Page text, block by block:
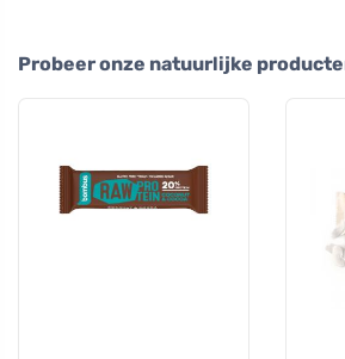
Probeer onze natuurlijke